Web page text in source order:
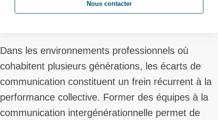
Dans les environnements professionnels où
cohabitent plusieurs générations, les écarts de
communication constituent un frein récurrent à la
performance collective. Former des équipes à la
communication intergénérationnelle permet de
Nous contacter